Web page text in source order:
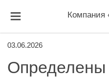
Компания
03.06.2026
Определены